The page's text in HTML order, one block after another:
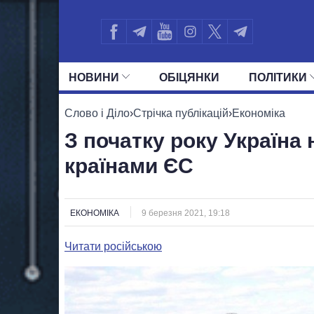
НОВИНИ ОБIЦЯНКИ ПОЛIТИКИ
УСІ ПОЛІТИКИ ПРЕЗИДЕНТ І ОФІС
Слово і Діло›Стрічка публікацій›Економіка
З початку року
країнами ЄС
ЕКОНОМІКА 9 березня 2021, 19:18
Читати російською